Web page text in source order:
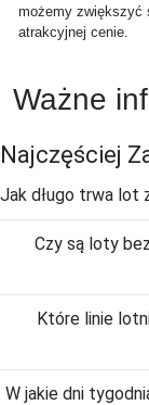
możemy zwiększyć
atrakcyjnej cenie.
Ważne
Najczęściej
Jak długo trwa lot
Czy są loty
Które linie
W jakie dni